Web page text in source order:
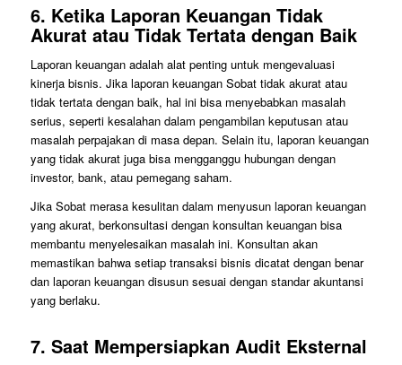
6. Ketika Laporan Keuangan Tidak
Akurat atau Tidak Tertata dengan Baik
Laporan keuangan adalah alat penting untuk mengevaluasi
kinerja bisnis. Jika laporan keuangan Sobat tidak akurat atau
tidak tertata dengan baik, hal ini bisa menyebabkan masalah
serius, seperti kesalahan dalam pengambilan keputusan atau
masalah perpajakan di masa depan. Selain itu, laporan keuangan
yang tidak akurat juga bisa mengganggu hubungan dengan
investor, bank, atau pemegang saham.
Jika Sobat merasa kesulitan dalam menyusun laporan keuangan
yang akurat, berkonsultasi dengan konsultan keuangan bisa
membantu menyelesaikan masalah ini. Konsultan akan
memastikan bahwa setiap transaksi bisnis dicatat dengan benar
dan laporan keuangan disusun sesuai dengan standar akuntansi
yang berlaku.
7. Saat Mempersiapkan Audit Eksternal